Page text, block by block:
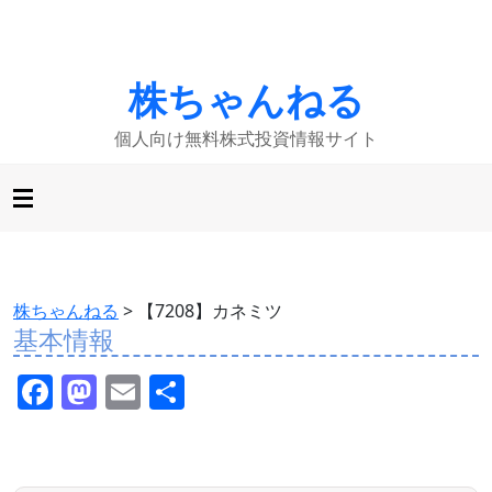
株ちゃんねる
個人向け無料株式投資情報サイト
株ちゃんねる > 【7208】カネミツ
基本情報
F M E